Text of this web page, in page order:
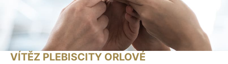
VÍTĚZ PLEBISCITY ORLOVÉ